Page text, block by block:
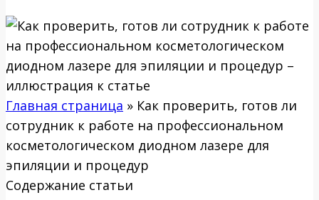
Главная страница » Как проверить, готов ли
сотрудник к работе на профессиональном
косметологическом диодном лазере для
эпиляции и процедур
Содержание статьи